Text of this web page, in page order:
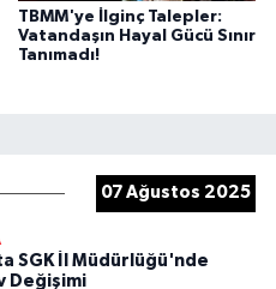
TBMM'ye İlginç Talepler:
Vatandaşın Hayal Gücü Sınır
Tanımadı!
07 Ağustos 2025
SGK İl Müdürlüğü'nde
Değişimi